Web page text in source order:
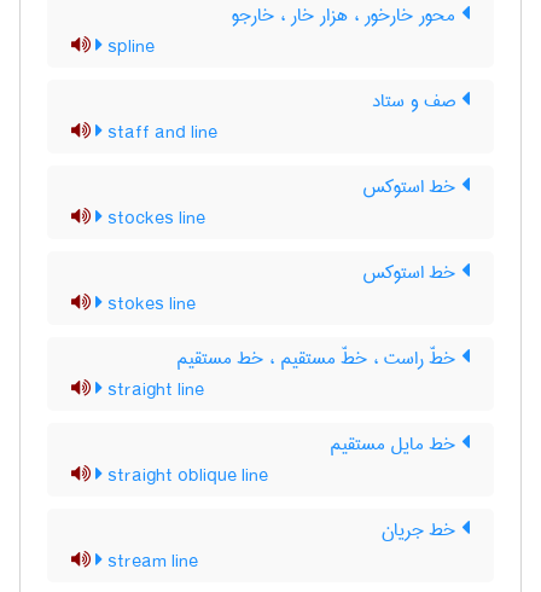
محور خارخور ، هزار خار ، خارجو
spline
صف و ستاد
staff and line
خط استوکس
stockes line
خط استوکس
stokes line
خطّ راست ، خطّ مستقیم ، خط مستقیم
straight line
خط مایل مستقیم
straight oblique line
خط جریان
stream line